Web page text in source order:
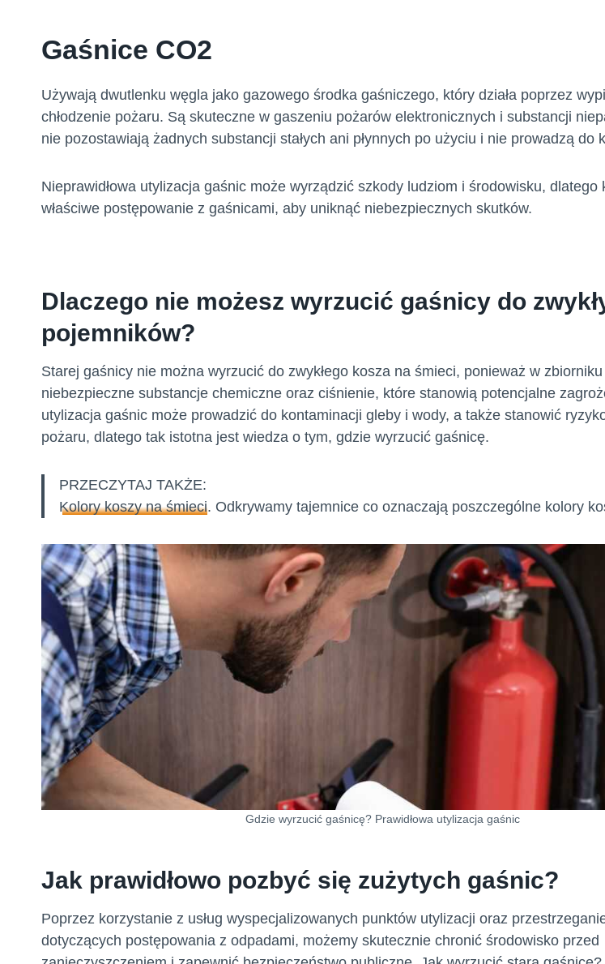
Gaśnice CO2
Używają dwutlenku węgla jako gazowego środka gaśniczego, który działa poprzez
chłodzenie pożaru. Są skuteczne w gaszeniu pożarów elektronicznych i substancji
nie pozostawiają żadnych substancji stałych ani płynnych po użyciu i nie prowadzą do
Nieprawidłowa utylizacja gaśnic może wyrządzić szkody ludziom i środowisku, dlatego
właściwe postępowanie z gaśnicami, aby uniknąć niebezpiecznych skutków.
Dlaczego nie możesz wyrzucić gaśnicy do
pojemników?
Starej gaśnicy nie można wyrzucić do zwykłego kosza na śmieci, ponieważ w
niebezpieczne substancje chemiczne oraz ciśnienie, które stanowią potencjalne
utylizacja gaśnic może prowadzić do kontaminacji gleby i wody, a także stanowić
pożaru, dlatego tak istotna jest wiedza o tym, gdzie wyrzucić gaśnicę.
PRZECZYTAJ TAKŻE:
Kolory koszy na śmieci. Odkrywamy tajemnice co oznaczają poszczególne kolory
Gdzie wyrzucić gaśnicę? Prawidłowa utylizacja gaśnic
Jak prawidłowo pozbyć się zużytych gaśnic?
Poprzez korzystanie z usług wyspecjalizowanych punktów utylizacji oraz
dotyczących postępowania z odpadami, możemy skutecznie chronić środowisko przed